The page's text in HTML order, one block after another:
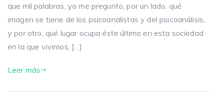
que mil palabras, yo me pregunto, por un lado, qué
imagen se tiene de los psicoanalistas y del psicoanálisis,
y por otro, qué lugar ocupa éste último en esta sociedad
en la que vivimos, […]
Leer más